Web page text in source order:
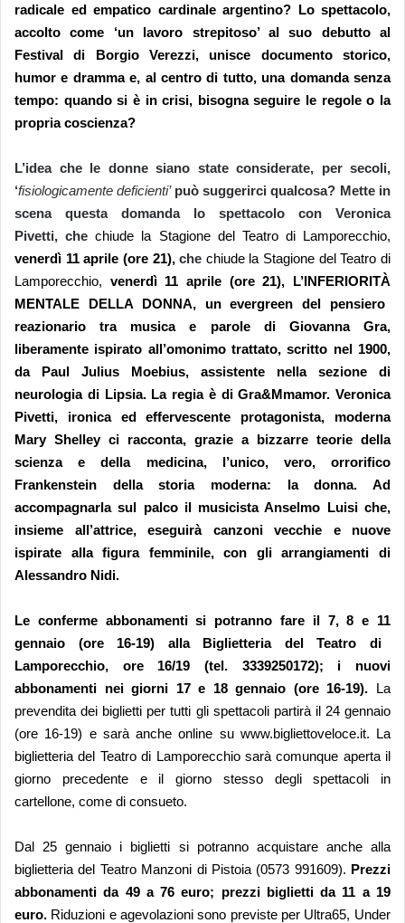
radicale ed empatico cardinale argentino? Lo spettacolo,
accolto come ‘un lavoro strepitoso’ al suo debutto al
Festival di Borgio Verezzi, unisce documento storico,
humor e dramma e, al centro di tutto, una domanda senza
tempo: quando si è in crisi, bisogna seguire le regole o la
propria coscienza?
L’idea che le donne siano state considerate, per secoli,
‘fisiologicamente deficienti’ può suggerirci qualcosa? Mette in
scena questa domanda lo spettacolo con Veronica
Pivetti,che chiude la Stagione del Teatro di Lamporecchio,
venerdì 11 aprile (ore 21), che chiude la Stagione del Teatro di
Lamporecchio, venerdì 11 aprile (ore 21), L’INFERIORITÀ
MENTALE DELLA DONNA, un evergreen del pensiero
reazionario tra musica e parole di Giovanna Gra,
liberamente ispirato all’omonimo trattato, scritto nel 1900,
da Paul Julius Moebius, assistente nella sezione di
neurologia di Lipsia. La regia è diGra&Mmamor. Veronica
Pivetti, ironica ed effervescente protagonista, moderna
Mary Shelley ci racconta, grazie a bizzarre teorie della
scienza e della medicina, l’unico, vero, orrorifico
Frankenstein della storia moderna: la donna. Ad
accompagnarla sul palco il musicistaAnselmo Luisiche,
insieme all’attrice, eseguirà canzoni vecchie e nuove
ispirate alla figura femminile, con gli arrangiamenti di
Alessandro Nidi.
Le conferme abbonamenti si potranno fare il 7,8 e 11
gennaio (ore 16-19) alla Biglietteria del Teatro di
Lamporecchio, ore 16/19 (tel. 3339250172); i nuovi
abbonamenti nei giorni 17 e 18 gennaio (ore 16-19). La
prevendita dei biglietti per tutti gli spettacoli partirà il 24 gennaio
(ore 16-19) e sarà anche online su www.bigliettoveloce.it. La
biglietteria del Teatro di Lamporecchio sarà comunque aperta il
giorno precedente e il giorno stesso degli spettacoli in
cartellone, come di consueto.
Dal 25 gennaio i biglietti si potranno acquistare anche alla
biglietteria del Teatro Manzoni di Pistoia (0573 991609). Prezzi
abbonamenti da 49a76 euro; prezzi biglietti da 11 a 19
euro. Riduzioni e agevolazioni sono previste per Ultra65, Under